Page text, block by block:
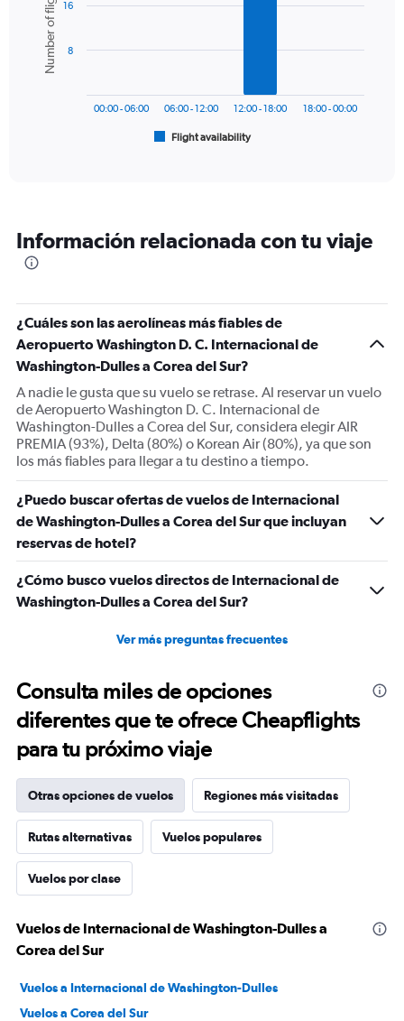
displaying
values.
Range:
with
bars.
The
categories.
The
Y
axis
displaying
of
flights.
Range:
0
to
24.
Number of flights
Flight availability
00:00 - 06:00 06:00 - 12:00 12:00 - 18:00 18:00 - 00:00
8
16
Información relacionada con tu viaje
¿Cuáles son las aerolíneas más fiables de
Aeropuerto Washington D. C. Internacional de
Washington-Dulles a Corea del Sur?
A nadie le gusta que su vuelo se retrase. Al reservar un vuelo
de Aeropuerto Washington D. C. Internacional de
Washington-Dulles a Corea del Sur, considera elegir AIR
PREMIA (93%), Delta (80%) o Korean Air (80%), ya que son
los más fiables para llegar a tu destino a tiempo.
¿Puedo buscar ofertas de vuelos de Internacional
de Washington-Dulles a Corea del Sur que incluyan
reservas de hotel?
¿Cómo busco vuelos directos de Internacional de
Washington-Dulles a Corea del Sur?
Ver más preguntas frecuentes
Consulta miles de opciones
diferentes que te ofrece Cheapflights
para tu próximo viaje
Otras opciones de vuelos Regiones más visitadas
Rutas alternativas Vuelos populares
Vuelos por clase
Vuelos de Internacional de Washington-Dulles a
Corea del Sur
Vuelos a Internacional de Washington-Dulles
Vuelos a Corea del Sur